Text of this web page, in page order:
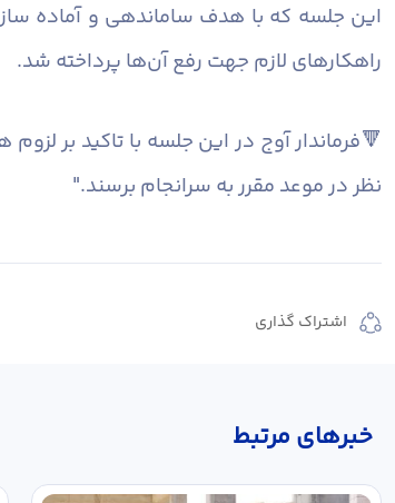
این جلسه که با هدف ساماندهی و آماده
راهکارهای لازم جهت رفع آن‌ها پرداخته شد.
🔻فرماندار آوج در این جلسه با تاکید بر
نظر در موعد مقرر به سرانجام برسند."
اشتراک گذاری
خبر‌های مرتبط